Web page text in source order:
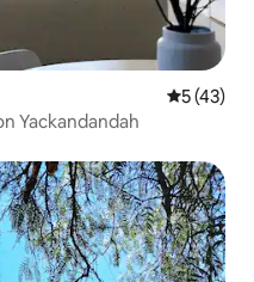
Średnia
5 (43)
Yackandandah